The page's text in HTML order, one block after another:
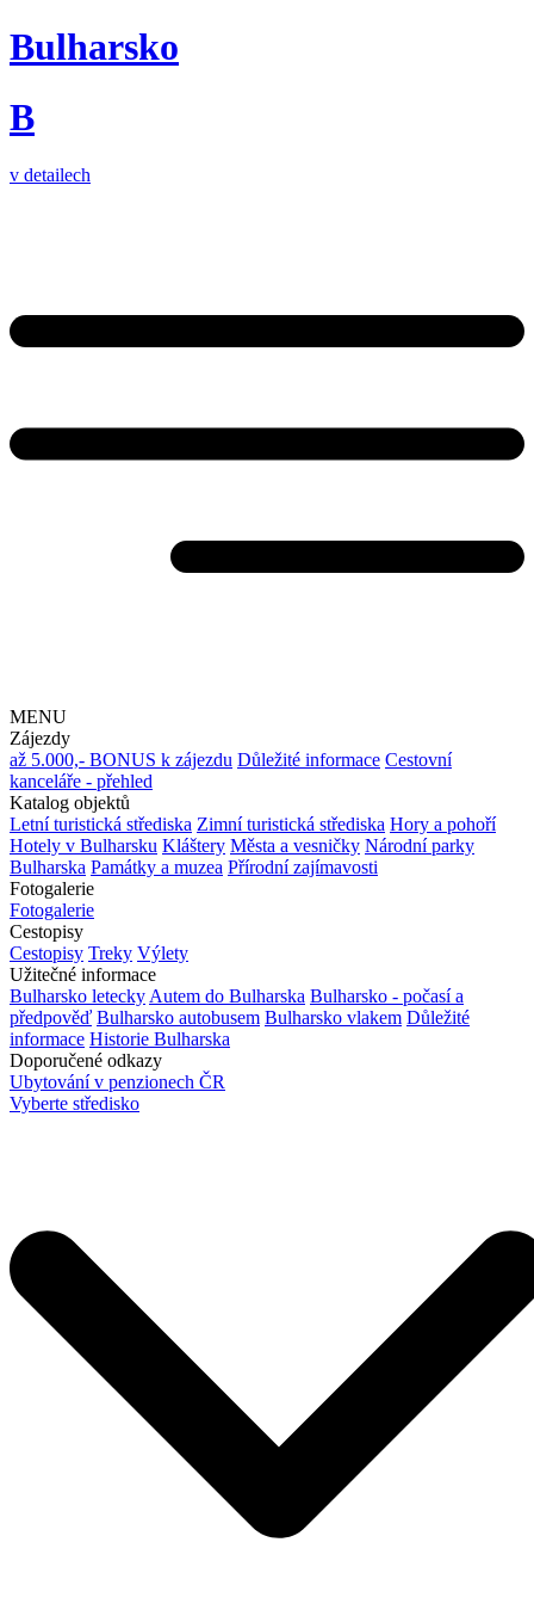
Bulharsko
B
v detailech
MENU
Zájezdy
až 5.000,- BONUS k zájezdu Důležité informace Cestovní
kanceláře - přehled
Katalog objektů
Letní turistická střediska Zimní turistická střediska Hory a pohoří
Hotely v Bulharsku Kláštery Města a vesničky Národní parky
Bulharska Památky a muzea Přírodní zajímavosti
Fotogalerie
Fotogalerie
Cestopisy
Cestopisy Treky Výlety
Užitečné informace
Bulharsko letecky Autem do Bulharska Bulharsko - počasí a
předpověď Bulharsko autobusem Bulharsko vlakem Důležité
informace Historie Bulharska
Doporučené odkazy
Ubytování v penzionech ČR
Vyberte středisko